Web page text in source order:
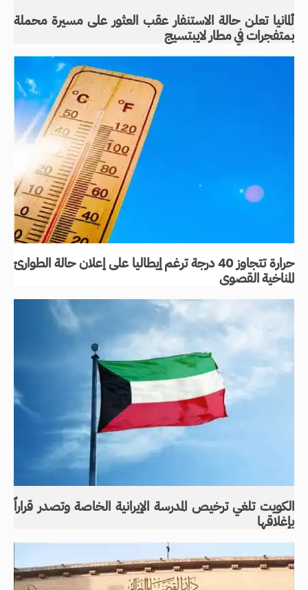
ألمانيا تعلن حالة الاستنفار عقب العثور على مسيرة محملة
بمتفجرات في مطار لايبتسيج
حرارة تتجاوز 40 درجة ترغم إيطاليا على إعلان حالة الطوارئ
المناخية القصوى
الكويت تلغي ترخيص المدرسة الإيرانية الخاصة وتصدر قراراً
بإغلاقها